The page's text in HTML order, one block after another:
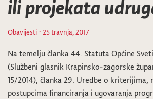
ili projekata
Obavijesti · 25 travnja, 2017
Na temelju članka 44. Statuta Općine
(Službeni glasnik Krapinsko-zagorske
15/2014), članka 29. Uredbe o kriterijima,
postupcima financiranja i ugovaranja